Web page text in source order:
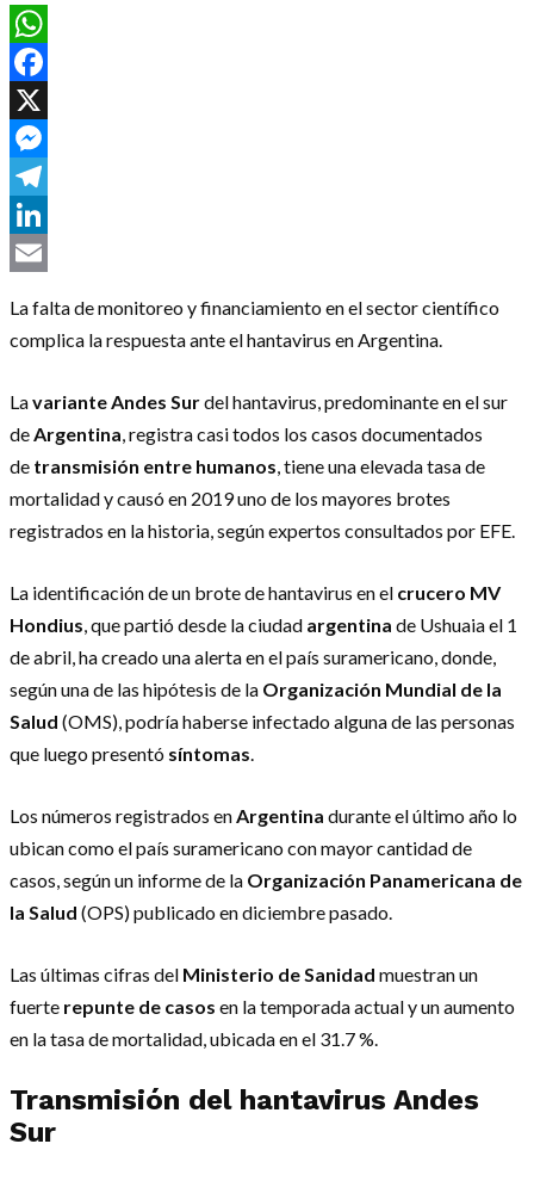
WhatsApp
Facebook
X
Messenger
Telegram
LinkedIn
La falta de monitoreo y financiamiento en el sector científico
complica la respuesta ante el hantavirus en Argentina.
Lavariante Andes Surdel hantavirus, predominante en el sur
de Argentina , registra casi todos los casos documentados
de transmisión entre humanos , tiene una elevada tasa de
mortalidad y causó en 2019 uno de los mayores brotes
registrados en la historia, según expertos consultados por EFE.
La identificación de un brote de hantavirus en el crucero MV
Hondius , que partió desde la ciudad argentina de Ushuaia el 1
de abril, ha creado una alerta en el país suramericano, donde,
según una de las hipótesis de la Organización Mundial de la
Salud (OMS), podría haberse infectado alguna de las personas
que luego presentó síntomas
Los números registrados en Argentina durante el último año lo
ubican como el país suramericano con mayor cantidad de
casos, según un informe de la Organización Panamericana de
la Salud (OPS) publicado en diciembre pasado.
Las últimas cifras del Ministerio de Sanidad muestran un
fuerte repunte de casos en la temporada actual y un aumento
en la tasa de mortalidad, ubicada en el 31.7 %.
Transmisión del hantavirus Andes
Sur